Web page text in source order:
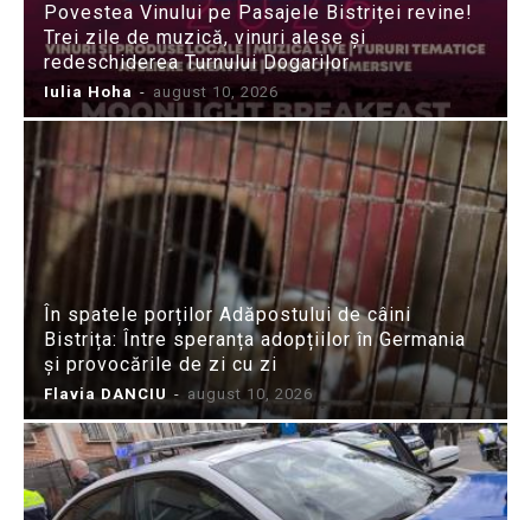
Povestea Vinului pe Pasajele Bistriței revine!
Trei zile de muzică, vinuri alese și
redeschiderea Turnului Dogarilor
Iulia Hoha - august 10, 2026
În spatele porților Adăpostului de câini
Bistrița: Între speranța adopțiilor în Germania
și provocările de zi cu zi
Flavia DANCIU - august 10, 2026